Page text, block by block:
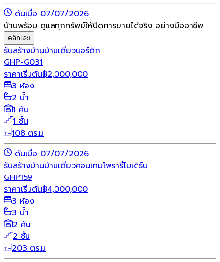
ดันเมื่อ 07/07/2026
บ้านพร้อม ดูแลทุกทรัพย์ให้ปิดการขายได้จริง อย่างมืออาชีพ
คลิกเลย
รับสร้างบ้านบ้านเดี่ยวนอร์ดิก
GHP-G031
ราคาเริ่มต้น฿2,000,000
3 ห้อง
2 น้ำ
1 คัน
1 ชั้น
108 ตร.ม
ดันเมื่อ 07/07/2026
รับสร้างบ้านบ้านเดี่ยวคอนเทมโพรารี่โมเดิร์น
GHP159
ราคาเริ่มต้น฿4,000,000
3 ห้อง
3 น้ำ
2 คัน
2 ชั้น
203 ตร.ม